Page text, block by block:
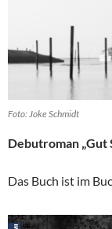
Foto: Joke Schmidt
Debutroman „Gut
Das Buch ist im